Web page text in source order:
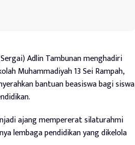
Adlin Tambunan menghadiri
Muhammadiyah 13 Sei Rampah,
bantuan beasiswa bagi siswa
ajang mempererat silaturahmi
lembaga pendidikan yang dikelola